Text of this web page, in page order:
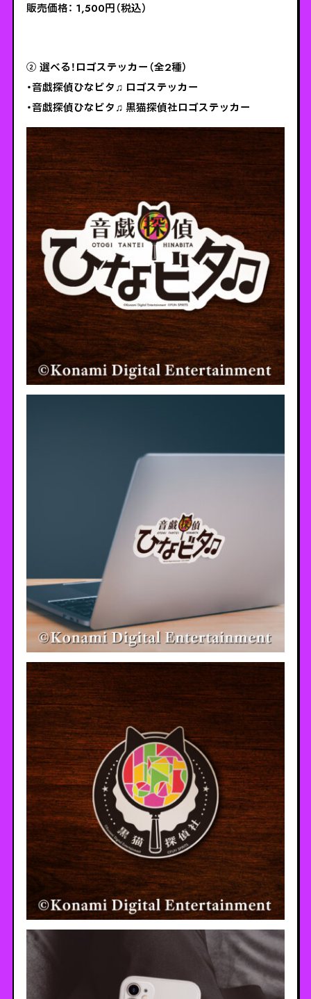
販売価格： 1,500円（税込）
② 選べる！ロゴステッカー（全2種）
・音戯探偵ひなビタ♫ ロゴステッカー
・音戯探偵ひなビタ♫ 黒猫探偵社ロゴステッカー